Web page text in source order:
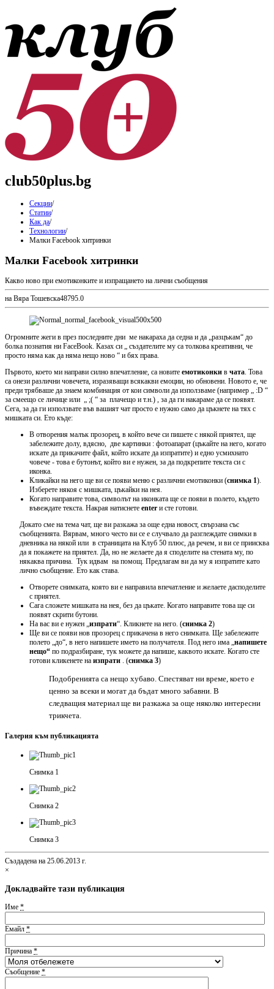
club50plus.bg
Секции/
Статии/
Как да/
Технологии/
Малки Facebook хитринки
Малки Facebook хитринки
Какво ново при емотиконките и изпращането на лични съобщения
на Вяра Тошевска48795.0
Огромните жеги в през последните дни ме накараха да седна и да „разцъкам“ до
болка познатия ни FaceBook. Казах си „ създателите му са толкова креативни, че
просто няма как да няма нещо ново “ и бях права.
Първото, което ми направи силно впечатление, са новите емотиконки в чата. Това
са онези различни човечета, изразяващи всякакви емоции, но обновени. Новото е, че
преди трябваше да знаем комбинация от кои символи да използваме (например „ :D “
за смеещо се личице или „ ;( “ за плачещо и т.н.) , за да ги накараме да се появят.
Сега, за да ги използвате във вашият чат просто е нужно само да цъкнете на тях с
мишката си. Ето къде:
В отворения малък прозорец, в който вече си пишете с някой приятел, ще
забележите долу, вдясно, две картинки : фотоапарат (цъкайте на него, когато
искате да прикачите файл, който искате да изпратите) и едно усмихнато
човече - това е бутонът, който ви е нужен, за да подкрепите текста си с
иконка.
Кликайки на него ще ви се появи меню с различни емотиконки (снимка 1).
Изберете някоя с мишката, цъкайки на нея.
Когато направите това, символът на иконката ще се появи в полето, където
въвеждате текста. Накрая натиснете enter и сте готови.
Докато сме на тема чат, ще ви разкажа за още една новост, свързана със
съобщенията. Вярвам, много често ви се е случвало да разглеждате снимки в
дневника на някой или в страницата на Клуб 50 плюс, да речем, и ви се приисква
да я покажете на приятел. Да, но не желаете да я споделите на стената му, по
някаква причина. Тук идвам на помощ. Предлагам ви да му я изпратите като
лично съобщение. Ето как става.
Отворете снимката, която ви е направила впечатление и желаете дасподелите
с приятел.
Сага сложете мишката на нея, без да цъкате. Когато направите това ще си
появят скрити бутони.
На вас ви е нужен „изпрати“. Кликнете на него. (снимка 2)
Ще ви се появи нов прозорец с прикачена в него снимката. Ще забележите
полето „до“, в него напишете името на получателя. Под него има „напишете
нещо“ по подразбиране, тук можете да напише, каквото искате. Когато сте
готови кликенете на изпрати . (снимка 3)
Подобренията са нещо хубаво. Спестяват ни време, което е
ценно за всеки и могат да бъдат много забавни. В
следващия материал ще ви разкажа за още няколко интересни
трикчета.
Галерия към публикацията
Снимка 1
Снимка 2
Снимка 3
Създадена на 25.06.2013 г.
×
Докладвайте тази публикация
Име *
Емайл *
Причина *
Съобщение *